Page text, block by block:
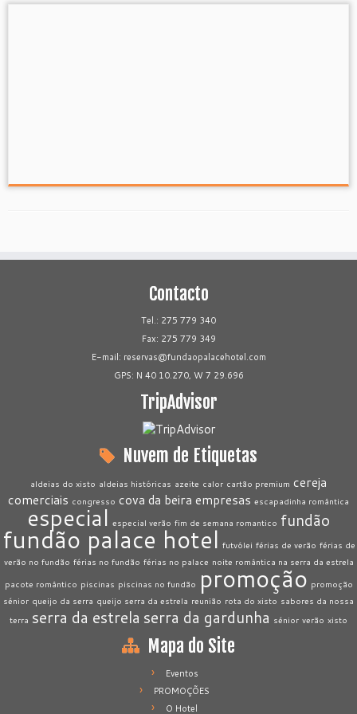
Contacto
Tel.: 275 779 340
Fax: 275 779 349
E-mail: reservas@fundaopalacehotel.com
GPS: N 40 10.270, W 7 29.696
TripAdvisor
Nuvem de Etiquetas
aldeias do xisto aldeias históricas azeite calor cartão premium cereja
comerciais congresso cova da beira empresas escapadinha romântica
especial especial verão fim de semana romantico fundão
fundão palace hotel futvólei férias de verão férias de
verão no fundão férias no fundão férias no palace noite romântica na serra da estrela
pacote romântico piscinas piscinas no fundão promoção promoção
sénior queijo da serra queijo serra da estrela reunião rota do xisto sabores da nossa
terra serra da estrela serra da gardunha sénior verão xisto
Mapa do Site
Eventos
PROMOÇÕES
O Hotel